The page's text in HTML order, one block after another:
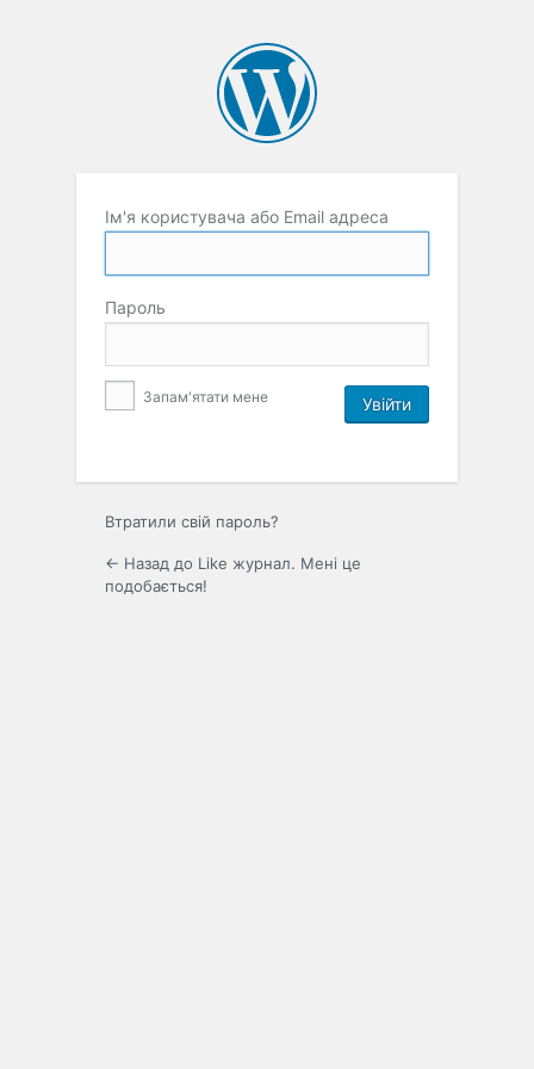
Ім'я користувача або Email адреса
Пароль
Запам'ятати мене
Втратили свій пароль?
← Назад до Like журнал. Мені це
подобається!